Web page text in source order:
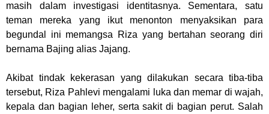
masih dalam investigasi identitasnya. Sementara, satu
teman mereka yang ikut menonton menyaksikan para
begundal ini memangsa Riza yang bertahan seorang diri
bernama Bajing alias Jajang.
Akibat tindak kekerasan yang dilakukan secara tiba-tiba
tersebut, Riza Pahlevi mengalami luka dan memar di wajah,
kepala dan bagian leher, serta sakit di bagian perut. Salah